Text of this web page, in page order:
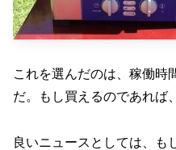
これを選んだのは、稼働時
だ。もし買えるのであれば
良いニュースとしては、も